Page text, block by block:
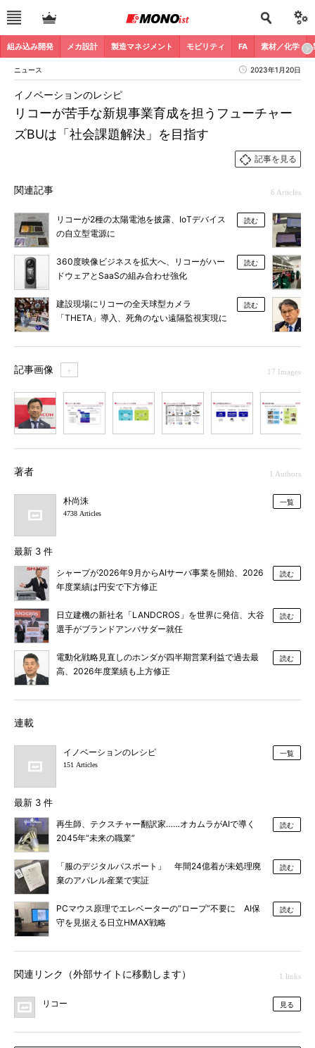
組み込み開発 メカ設計 製造マネジメント モビリティ FA 素材／化学
ニュース 2023年1月20日
リコーが苦手な新規事業育成を担うフューチャー
ズBUは「社会課題解決」を目指す
イノベーションのレシピ
記事を見る
関連記事 6 Articles
リコーが2種の太陽電池を披露、IoTデバイス
の自立型電源に
読む
360度映像ビジネスを拡大へ、リコーがハー
ドウェアとSaaSの組み合わせ強化
読む
建設現場にリコーの全天球型カメラ
「THETA」導入、死角のない遠隔監視実現に
読む
記事画像 ＋ 17 Images
著者 1 Authors
朴尚洙
4738 Articles
一覧
最新 3 件
シャープが2026年9月からAIサーバ事業を開始、2026
年度業績は円安で下方修正
読む
日立建機の新社名「LANDCROS」を世界に発信、大谷
選手がブランドアンバサダー就任
読む
電動化戦略見直しのホンダが四半期営業利益で過去最
高、2026年度業績も上方修正
読む
連載
イノベーションのレシピ
151 Articles
一覧
最新 3 件
再生師、テクスチャー翻訳家……オカムラがAIで導く
2045年“未来の職業”
読む
「服のデジタルパスポート」 年間24億着が未処理廃
棄のアパレル産業で実証
読む
PCマウス原理でエレベーターの“ロープ”不要に AI保
守を見据える日立HMAX戦略
読む
関連リンク（外部サイトに移動します） 1 links
リコー 見る